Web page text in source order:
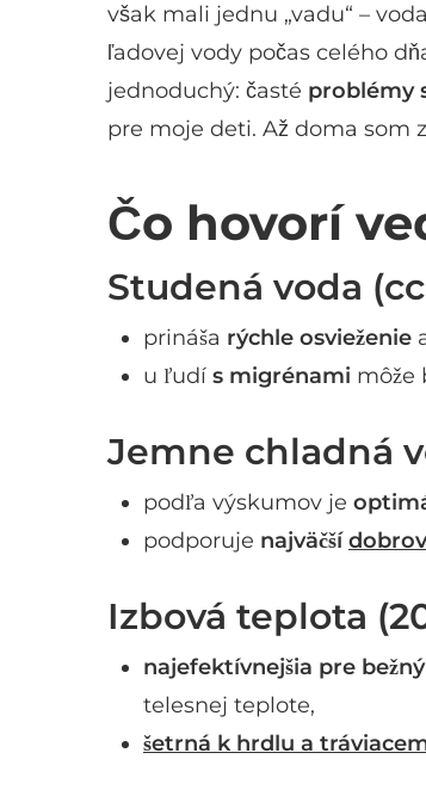
však mali jednu „vadu“ –
ľadovej vody počas celého
jednoduchý: časté problémy
pre moje deti. Až doma som
Čo hovorí
Studená voda
prináša rýchle osvieženie
u ľudí s migrénami môže
Jemne chladná
podľa výskumov je
podporuje najväčší
Izbová teplota
najefektívnejšia pre
telesnej teplote,
šetrná k hrdlu a